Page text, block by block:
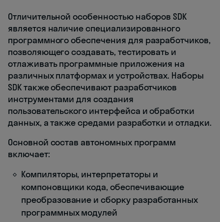
Отличительной особенностью наборов SDK
является наличие специализированного
программного обеспечения для разработчиков,
позволяющего создавать, тестировать и
отлаживать программные приложения на
различных платформах и устройствах. Наборы
SDK также обеспечивают разработчиков
инструментами для создания
пользовательского интерфейса и обработки
данных, а также средами разработки и отладки.
Основной состав автономных программ
включает:
Компиляторы, интерпретаторы и
компоновщики кода, обеспечивающие
преобразование и сборку разработанных
программных модулей